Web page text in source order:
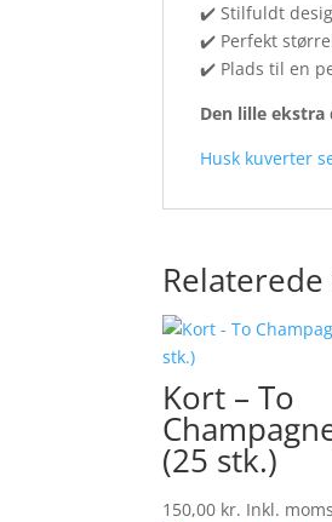
✔️ Stilfuldt
✔️ Perfekt
✔️ Plads til en
Den lille
Husk kuverter
Kort – To
(25 stk.)
150,00 kr. Inkl. moms